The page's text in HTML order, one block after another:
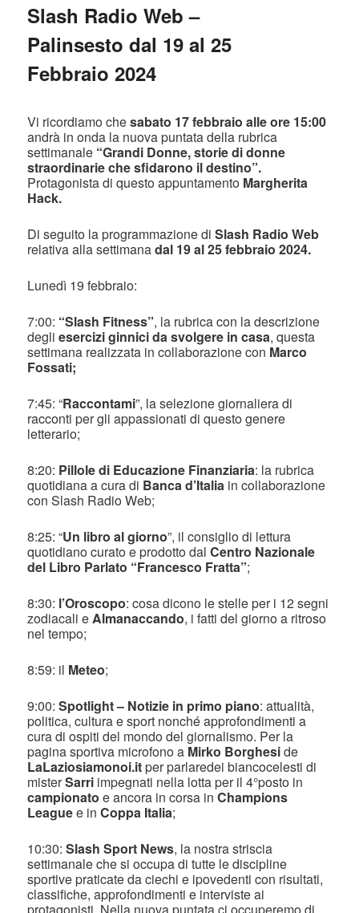
Slash Radio Web –
Palinsesto dal 19 al 25
Febbraio 2024
Vi ricordiamo chesabato 17 febbraio alle ore 15:00
andrà in onda la nuova puntata della rubrica
settimanale “Grandi Donne, storie di donne
straordinarie che sfidarono il destino”.
Protagonista di questo appuntamento Margherita
Hack.
Di seguito la programmazione diSlash Radio Web
relativa alla settimanadal 19 al 25 febbraio 2024.
Lunedì 19 febbraio:
7:00: “Slash Fitness”, la rubrica con la descrizione
degliesercizi ginnici da svolgere in casa, questa
settimana realizzata in collaborazione con Marco
Fossati;
7:45: “Raccontami”, la selezione giornaliera di
racconti per gli appassionati di questo genere
letterario;
8:20: Pillole di Educazione Finanziaria: la rubrica
quotidiana a cura di Banca d’Italia in collaborazione
con Slash Radio Web;
8:25: “Un libro al giorno”, il consiglio di lettura
quotidiano curato e prodotto dalCentro Nazionale
del Libro Parlato “Francesco Fratta”;
8:30: l’Oroscopo: cosa dicono le stelle per i 12 segni
zodiacali eAlmanaccando, i fatti del giorno a ritroso
nel tempo;
8:59: il Meteo;
9:00:Spotlight – Notizie in primo piano: attualità,
politica, cultura e sport nonché approfondimenti a
cura di ospiti del mondo del giornalismo. Per la
pagina sportiva microfono a Mirko Borgheside
LaLaziosiamonoi.itper parlaredei biancocelesti di
misterSarri impegnati nella lotta per il 4°posto in
campionatoe ancora in corsa inChampions
Leaguee inCoppa Italia;
10:30:Slash Sport News, la nostra striscia
settimanale che si occupa di tutte le discipline
sportive praticate da ciechi e ipovedenti con risultati,
classifiche, approfondimenti e interviste ai